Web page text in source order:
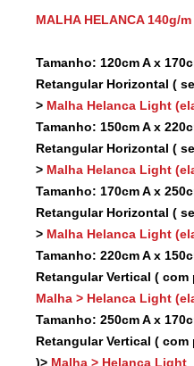
MALHA HELANCA 140g/m
Tamanho: 120cm A x
Retangular Horizontal (
> Malha Helanca Light
Tamanho: 150cm A x
Retangular Horizontal (
> Malha Helanca Light
Tamanho: 170cm A x
Retangular Horizontal (
> Malha Helanca Light
Tamanho: 220cm A x
Retangular Vertical ( com
Malha > Helanca Light
Tamanho: 250cm A x
Retangular Vertical ( com
)> Malha > Helanca Light